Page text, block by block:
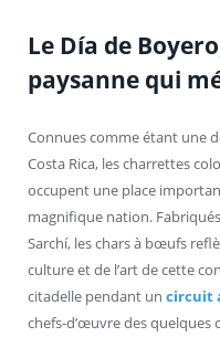
Le Día de
paysanne qui
Connues comme étant une
Costa Rica, les charrettes
occupent une place
magnifique nation.
Sarchí, les chars à bœufs
culture et de l’art de cette
citadelle pendant un circuit
chefs-d’œuvre des quelques